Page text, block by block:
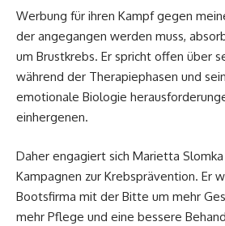
Werbung für ihren Kampf gegen
der angegangen werden muss,
um Brustkrebs. Er spricht offen über
während der Therapiephasen und
emotionale Biologie
einhergenen.
Daher engagiert sich Marietta
Kampagnen zur Krebsprävention. Er
Bootsfirma mit der Bitte um mehr
mehr Pflege und eine bessere